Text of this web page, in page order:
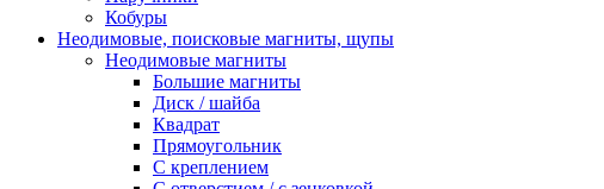
Кобуры
Неодимовые, поисковые магниты, щупы
Неодимовые магниты
Большие магниты
Диск / шайба
Квадрат
Прямоугольник
С креплением